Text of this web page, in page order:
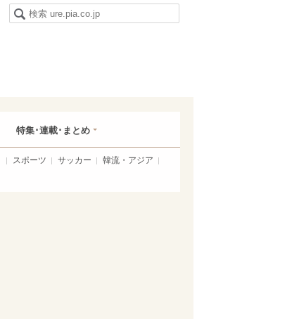
特集･連載･まとめ
スポーツ サッカー
韓流・アジア